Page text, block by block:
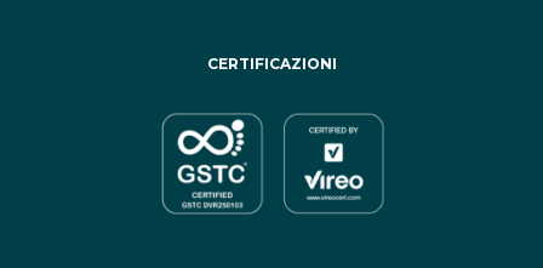
CERTIFICAZIONI